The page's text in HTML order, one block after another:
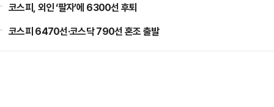
코스피, 외인 ‘팔자’에 6300선 후퇴
코스피 6470선·코스닥 790선 혼조 출발